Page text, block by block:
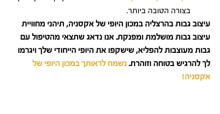
בצורה הטובה ביותר.
עיצוב גבות בהרצליה במכון היופי של אקסניה, תיהני מחוויית
עיצוב גבות מושלמת ומפנקת. אנו נדאג שתצאי מהטיפול עם
גבות מעוצבות להפליא, שישקפו את היופי הייחודי שלך ויגרמו
לך להרגיש בטוחה וזוהרת. נשמח לראותך במכון היופי של
אקסניה!